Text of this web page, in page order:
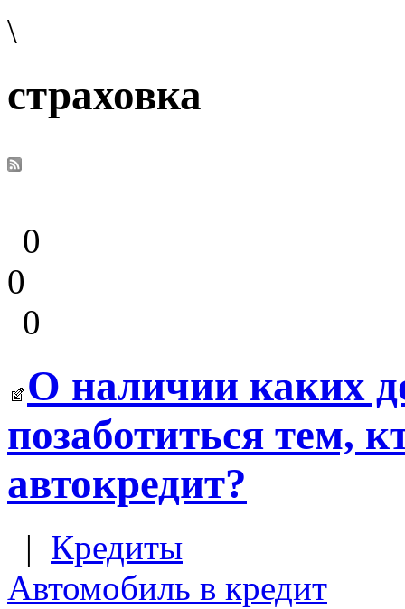
\
страховка
0
0
0
О наличии каких
позаботиться тем,
автокредит?
| Кредиты
Автомобиль в кредит